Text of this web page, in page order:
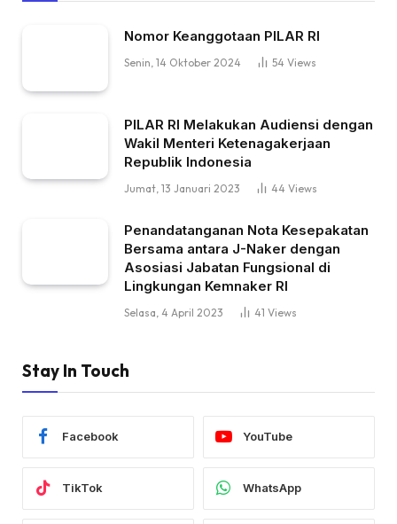
Nomor Keanggotaan PILAR RI
Senin, 14 Oktober 2024 54 Views
PILAR RI Melakukan Audiensi dengan
Wakil Menteri Ketenagakerjaan
Republik Indonesia
Jumat, 13 Januari 2023 44 Views
Penandatanganan Nota Kesepakatan
Bersama antara J-Naker dengan
Asosiasi Jabatan Fungsional di
Lingkungan Kemnaker RI
Selasa, 4 April 2023 41 Views
Stay In Touch
Facebook YouTube
TikTok WhatsApp